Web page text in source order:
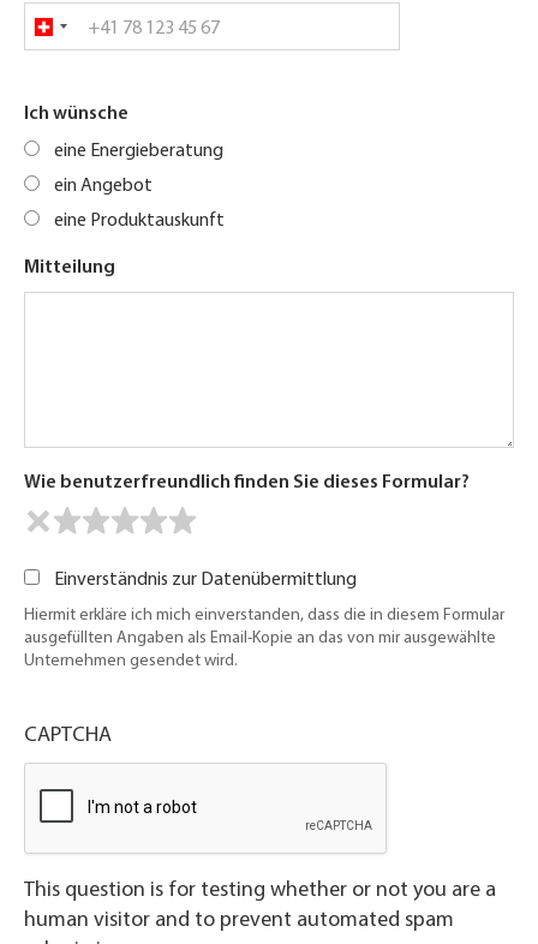
Ich wünsche
eine Energieberatung
ein Angebot
eine Produktauskunft
Mitteilung
Wie benutzerfreundlich finden Sie dieses Formular?
Einverständnis zur Datenübermittlung
Hiermit erkläre ich mich einverstanden, dass die in diesem Formular
ausgefüllten Angaben als Email-Kopie an das von mir ausgewählte
Unternehmen gesendet wird.
CAPTCHA
This question is for testing whether or not you are a
human visitor and to prevent automated spam